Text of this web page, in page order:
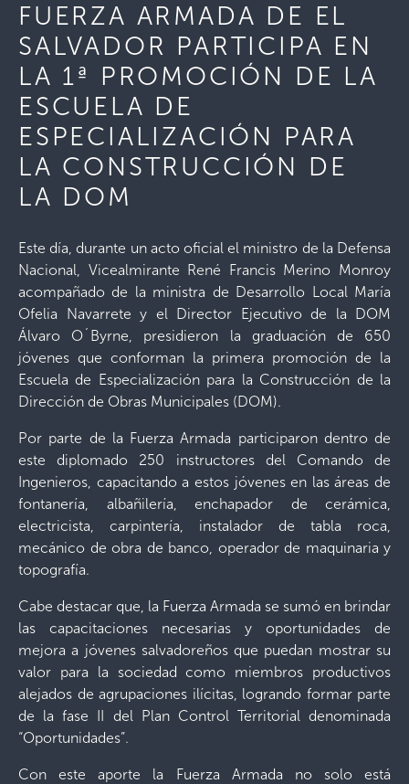
FUERZA ARMADA DE EL
SALVADOR PARTICIPA EN
LA 1ª PROMOCIÓN DE LA
ESCUELA DE
ESPECIALIZACIÓN PARA
LA CONSTRUCCIÓN DE
LA DOM
Este día, durante un acto oficial el ministro de la Defensa
Nacional, Vicealmirante René Francis Merino Monroy
acompañado de la ministra de Desarrollo Local María
Ofelia Navarrete y el Director Ejecutivo de la DOM
Álvaro O´Byrne, presidieron la graduación de 650
jóvenes que conforman la primera promoción de la
Escuela de Especialización para la Construcción de la
Dirección de Obras Municipales (DOM).
Por parte de la Fuerza Armada participaron dentro de
este diplomado 250 instructores del Comando de
Ingenieros, capacitando a estos jóvenes en las áreas de
fontanería, albañilería, enchapador de cerámica,
electricista, carpintería, instalador de tabla roca,
mecánico de obra de banco, operador de maquinaria y
topografía.
Cabe destacar que, la Fuerza Armada se sumó en brindar
las capacitaciones necesarias y oportunidades de
mejora a jóvenes salvadoreños que puedan mostrar su
valor para la sociedad como miembros productivos
alejados de agrupaciones ilícitas, logrando formar parte
de la fase II del Plan Control Territorial denominada
“Oportunidades”.
Con este aporte la Fuerza Armada no solo está